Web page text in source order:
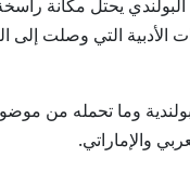
يحتل مكانة
الأدبية التي وصلت
وما تحمله من
والإماراتي.